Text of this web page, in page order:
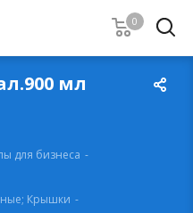
0
мл
для бизнеса -
Крышки -